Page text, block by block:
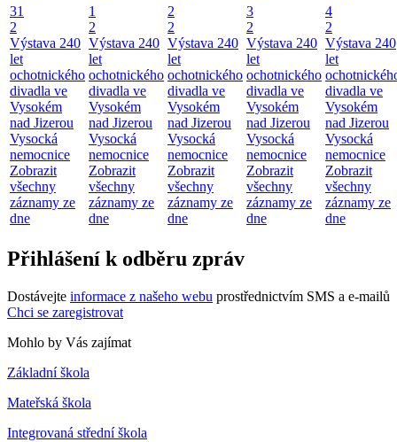
31
2
Výstava 240
let
ochotnického
divadla ve
Vysokém
nad Jizerou
Vysocká
nemocnice
Zobrazit
všechny
záznamy ze
dne
1
2
Výstava 240
let
ochotnického
divadla ve
Vysokém
nad Jizerou
Vysocká
nemocnice
Zobrazit
všechny
záznamy ze
dne
2
2
Výstava 240
let
ochotnického
divadla ve
Vysokém
nad Jizerou
Vysocká
nemocnice
Zobrazit
všechny
záznamy ze
dne
3
2
Výstava 240
let
ochotnického
divadla ve
Vysokém
nad Jizerou
Vysocká
nemocnice
Zobrazit
všechny
záznamy ze
dne
4
2
Výstava 240
let
divadla ve
Vysokém
nad Jizerou
Vysocká
nemocnice
Zobrazit
všechny
záznamy ze
dne
Přihlášení k odběru zpráv
Dostávejte informace z našeho webu prostřednictvím SMS a e-mailů
Chci se zaregistrovat
Mohlo by Vás zajímat
Základní škola
Mateřská škola
Integrovaná střední škola